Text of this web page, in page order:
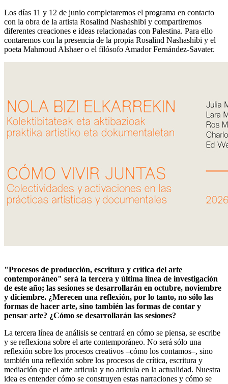
Los días 11 y 12 de junio completaremos el programa en contacto
con la obra de la artista Rosalind Nashashibi y compartiremos
diferentes creaciones e ideas relacionadas con Palestina. Para ello
contaremos con la presencia de la propia Rosalind Nashashibi y el
poeta Mahmoud Alshaer o el filósofo Amador Fernández-Savater.
"Procesos de producción, escritura y crítica del arte
contemporáneo" será la tercera y última línea de investigación
de este año; las sesiones se desarrollarán en octubre, noviembre
y diciembre. ¿Merecen una reflexión, por lo tanto, no sólo las
formas de hacer arte, sino también las formas de contar y
pensar arte? ¿Cómo se desarrollarán las sesiones?
La tercera línea de análisis se centrará en cómo se piensa, se escribe
y se reflexiona sobre el arte contemporáneo. No será sólo una
reflexión sobre los procesos creativos –cómo los contamos–, sino
también una reflexión sobre los procesos de crítica, escritura y
mediación que el arte articula y no articula en la actualidad. Nuestra
idea es entender cómo se construyen estas narraciones y cómo se